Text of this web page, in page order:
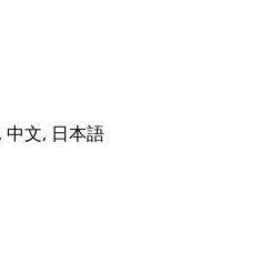
文, 日本語